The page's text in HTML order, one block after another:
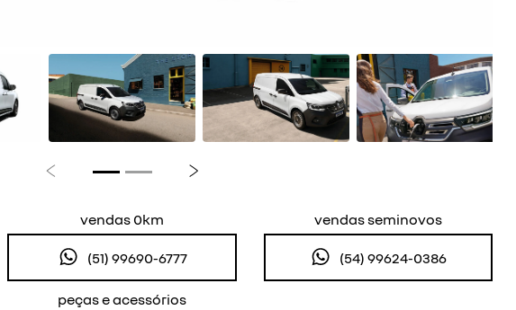
Anterior Próximo
vendas 0km
(51) 99690-6777
vendas seminovos
(54) 99624-0386
peças e acessórios